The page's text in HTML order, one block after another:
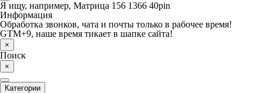
Я ищу, например, Матрица 156 1366 40pin
Информация
Обработка звонков, чата и почты только в рабочее время!
GTM+9, наше время тикает в шапке сайта!
×
Поиск
×
Категории